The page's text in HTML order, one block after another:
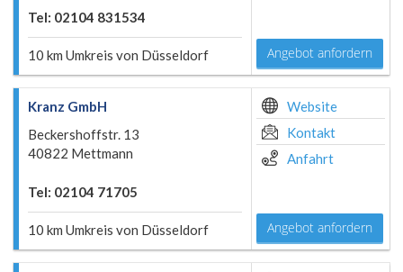
Tel: 02104 831534
10 km Umkreis von Düsseldorf Angebot anfordern
Kranz GmbH
Beckershoffstr. 13
40822 Mettmann
Tel: 02104 71705
10 km Umkreis von Düsseldorf
Website
Kontakt
Anfahrt
Angebot anfordern